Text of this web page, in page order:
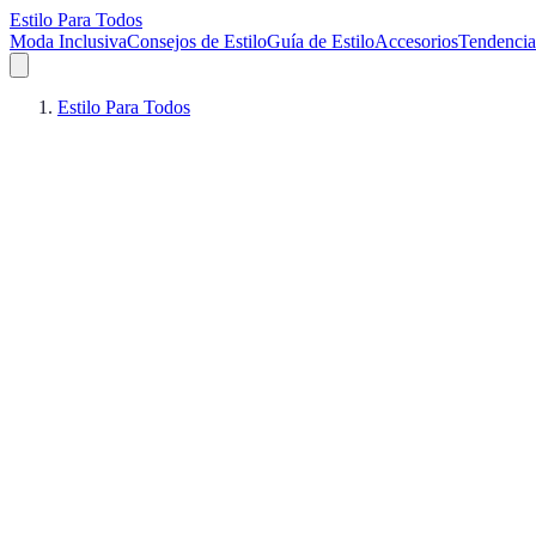
Estilo Para Todos
Moda InclusivaConsejos de EstiloGuía de EstiloAccesorios
Estilo Para Todos